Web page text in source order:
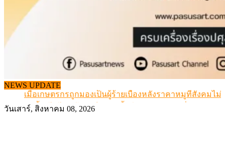
NEWS UPDATE
สกัดลักลอบนำเข้าเอ็นโคแช่แข็งกว่า 12.6 ตัน สมุทรสาคร
เมื่อเกษตรกรถูกมองเป็นผู้ร้ายเบื้องหลังราคาหมูที่สังคมไม่
สุดอั้น! ไข่ไก่หน้าฟาร์มปรับขึ้นอีก 6 บาท/แผง เริ่ม 7 ส.ค.69
วันเสาร์, สิงหาคม 08, 2026